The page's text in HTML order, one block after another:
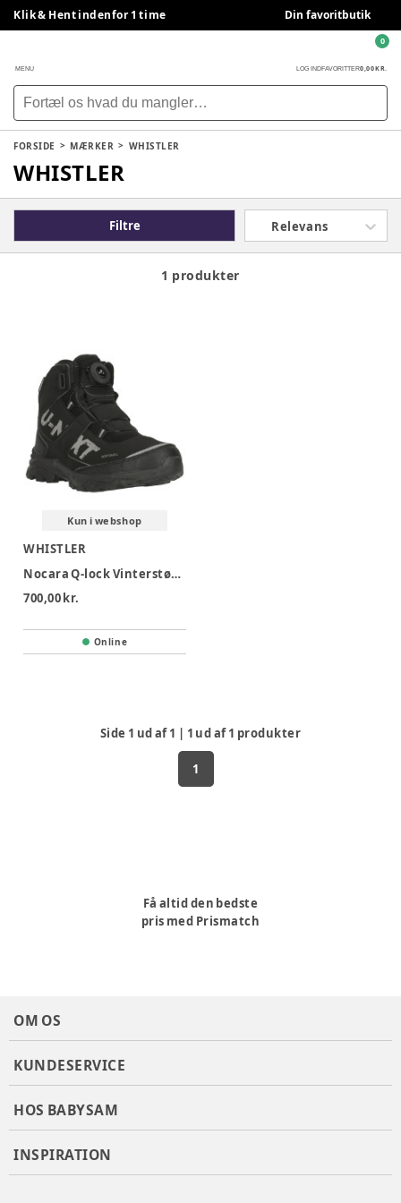
Klik & Hent indenfor 1 time Din favoritbutik
MENU LOG INDFAVORITTER0,00 KR.
0
FORSIDE MÆRKER WHISTLER
WHISTLER
Filtre Relevans
1 produkter
Kun i webshop
WHISTLER
Nocara Q-lock Vinterstøvle - Black
700,00 kr.
Online
Side 1 ud af1 | 1 ud af1 produkter
1
Få altid den bedste
pris med Prismatch
OM OS
KUNDESERVICE
HOS BABYSAM
INSPIRATION